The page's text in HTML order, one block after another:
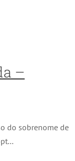
–
do sobrenome de